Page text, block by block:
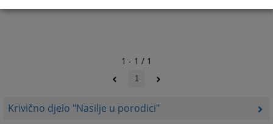
Krivično djelo "Nasilje u porodici"
1 - 1 / 1
1